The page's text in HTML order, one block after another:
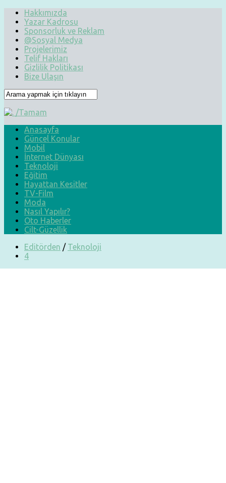
Hakkımızda
Yazar Kadrosu
Sponsorluk ve Reklam
@Sosyal Medya
Projelerimiz
Telif Hakları
Gizlilik Politikası
Bize Ulaşın
Anasayfa
Güncel Konular
Mobil
İnternet Dünyası
Teknoloji
Eğitim
Hayattan Kesitler
TV-Film
Moda
Nasıl Yapılır?
Oto Haberler
Cilt-Güzellik
Editörden / Teknoloji
4